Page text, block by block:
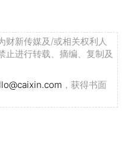
财新传媒及/或相关权利人
止进行转载、摘编、复制及
，获得书面